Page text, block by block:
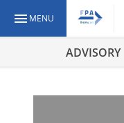
MENU
ADVISORY